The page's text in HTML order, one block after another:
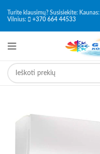
Turite klausimų? Susisiekite: Kaunas:
Vilnius:
+370 664 44533